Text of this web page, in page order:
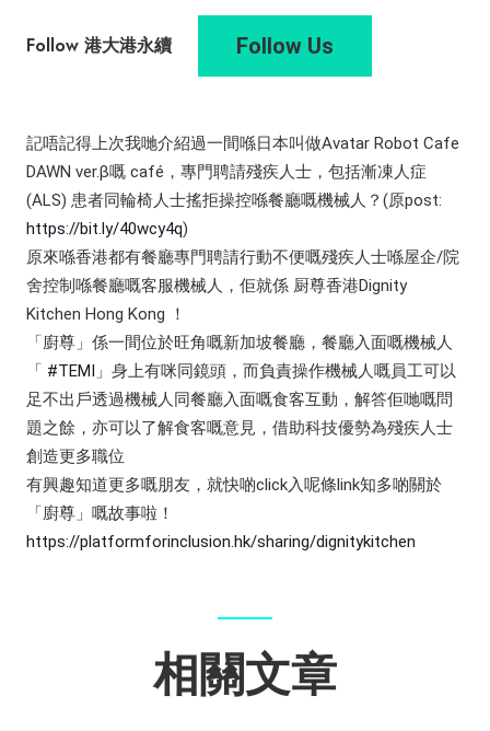
Follow 港大港永續 Follow Us
記唔記得上次我哋介紹過一間喺日本叫做Avatar Robot Cafe
DAWN ver.β嘅 café，專門聘請殘疾人士，包括漸凍人症
(ALS) 患者同輪椅人士搖拒操控喺餐廳嘅機械人？(原post:
https://bit.ly/40wcy4q)
原來喺香港都有餐廳專門聘請行動不便嘅殘疾人士喺屋企/院
舍控制喺餐廳嘅客服機械人，佢就係 厨尊香港Dignity
Kitchen Hong Kong ！
「廚尊」係一間位於旺角嘅新加坡餐廳，餐廳入面嘅機械人
「 #TEMI 」身上有咪同鏡頭，而負責操作機械人嘅員工可以
足不出戶透過機械人同餐廳入面嘅食客互動，解答佢哋嘅問
題之餘，亦可以了解食客嘅意見，借助科技優勢為殘疾人士
創造更多職位
有興趣知道更多嘅朋友，就快啲click入呢條link知多啲關於
「廚尊」嘅故事啦！
https://platformforinclusion.hk/sharing/dignitykitchen
相關文章